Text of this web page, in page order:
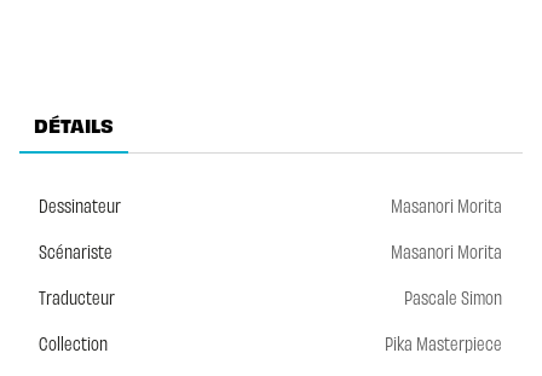
DÉTAILS
Dessinateur
Masanori Morita
Scénariste
Masanori Morita
Traducteur
Pascale Simon
Collection
Pika Masterpiece